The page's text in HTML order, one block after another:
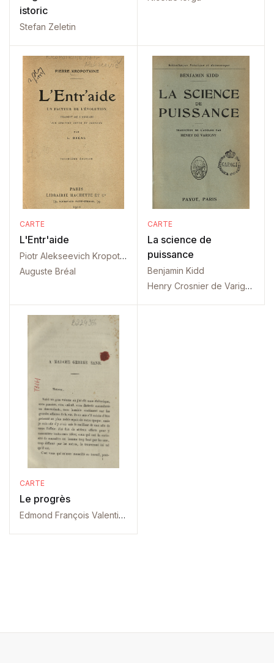
istoric
Stefan Zeletin
CARTE
L'Entr'aide
Piotr Alekseevich Kropotkin
Auguste Bréal
CARTE
La science de
puissance
Benjamin Kidd
Henry Crosnier de Varigny
CARTE
Le progrès
Edmond François Valentin About